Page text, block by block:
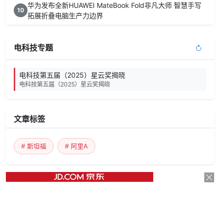
10
华为发布全新HUAWEI MateBook Fold非凡大师 智慧手写
拓展折叠电脑生产力边界
电科技专题
电科技第五届（2025）星云奖揭晓
电科技第五届（2025）星云奖揭晓
文章标签
# 斯坦福 # 阿里A